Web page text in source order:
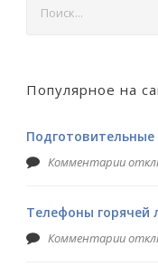
Популярное на
Подготовительные
Комментарии
Телефоны горячей
Комментарии